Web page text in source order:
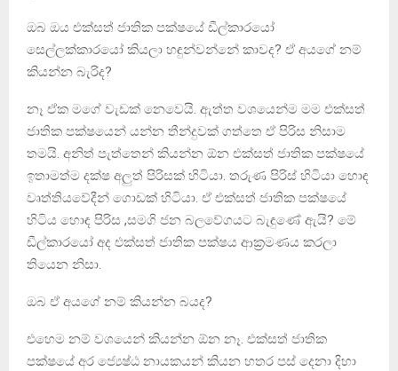
ඔබ ඔය එක්සත් ජාතික පක්ෂයේ ඩීල්කාරයෝ
සෙල්ලක්කාරයෝ කියලා හඳුන්වන්නේ කාවද? ඒ අයගේ නම්
කියන්න බැරිද?
නෑ ඒක මගේ වැඩක් නෙවෙයි. ඇත්ත වශයෙන්ම මම එක්සත්
ජාතික පක්ෂයෙන් යන්න තීන්දුවක් ගත්තෙ ඒ පිරිස නිසාම
තමයි. අනිත් පැත්තෙන් කියන්න ඕන එක්සත් ජාතික පක්ෂයේ
ඉතාමත්ම දක්ෂ අලුත් පිරිසක් හිටියා. තරුණ පිරිස් හිටියා හොඳ
වෘත්තියවේදීන් ගොඩක් හිටියා. ඒ එක්සත් ජාතික පක්ෂයේ
හිටිය හොඳ පිරිස ,සමගි ජන බලවේගයට බැඳුණේ ඇයි? මේ
ඩීල්කාරයෝ අද එක්සත් ජාතික පක්ෂය ආක්‍රමණය කරලා
තියෙන නිසා.
ඔබ ඒ අයගේ නම් කියන්න බයද?
එහෙම නම් වශයෙන් කියන්න ඕන නෑ. එක්සත් ජාතික
පක්ෂයේ අර ජ්‍යෙෂ්ඨ නායකයන් කියන හතර පස් දෙනා දිහා